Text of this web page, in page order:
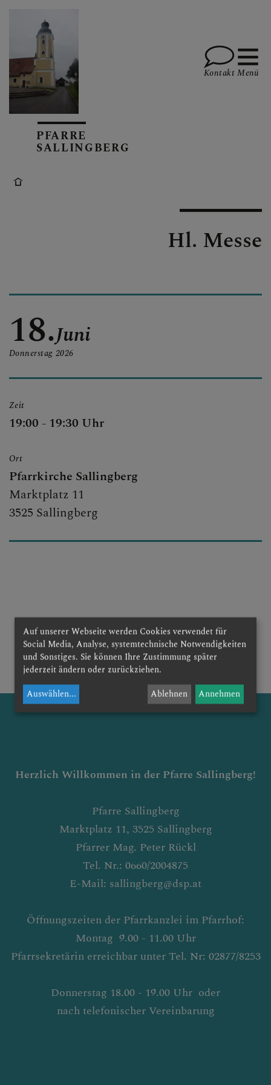
GOTTESDIENSTE
KALENDARIUM
PFARRTEAM
GESCHICHTE
GALERIE
PFARRE
SALLINGBERG
Kontakt Menü
Hl. Messe
18.
Donnerstag
Juni
2026
Zeit
19:00 - 19:30 Uhr
Ort
Pfarrkirche Sallingberg
Marktplatz 11
3525 Sallingberg
zurück
Herzlich Willkommen in der Pfarre Sallingberg!
Pfarre Sallingberg
Marktplatz 11, 3525 Sallingberg
Pfarrer Mag. Peter Rückl
Tel. Nr.: 0660/2004875
E-Mail: sallingberg@dsp.at
Öffnungszeiten der Pfarrkanzlei im Pfarrhof:
Montag 9.00 - 11.00 Uhr
Pfarrsekretärin erreichbar unter Tel. Nr: 02877/8253
Donnerstag 18.00 - 19.00 Uhr oder
nach telefonischer Vereinbarung
Auf unserer Webseite werden Cookies verwendet für
Social Media, Analyse, systemtechnische Notwendigkeiten
und Sonstiges. Sie können Ihre Zustimmung später
jederzeit ändern oder zurückziehen.
Auswählen... Ablehnen Annehmen